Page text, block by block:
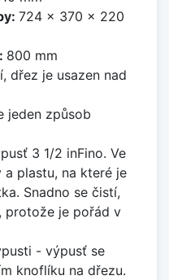
724 x 370 x 220
800 mm
dřez je usazen nad
jeden způsob
3 1/2 inFino. Ve
plastu, na které je
Snadno se čistí,
protože je pořád v
- výpusť se
knoflíku na dřezu.